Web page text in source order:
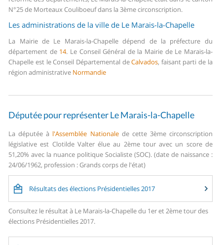
N°25 de Morteaux Couliboeuf dans la 3ème circonscription.
Les administrations de la ville de Le Marais-la-Chapelle
La Mairie de Le Marais-la-Chapelle dépend de la préfecture du
département de 14. Le Conseil Général de la Mairie de Le Marais-la-
Chapelle est le Conseil Départemental deCalvados, faisant parti de la
région administrative Normandie
Députée pour représenter Le Marais-la-Chapelle
La députée à l'Assemblée Nationalede cette 3ème circonscription
législative est Clotilde Valter élue au 2ème tour avec un score de
51,20% avec la nuance politique Socialiste (SOC). (date de naissance :
24/06/1962, profession : Grands corps de l'état)
Résultats des élections Présidentielles 2017
Consultez le résultat à Le Marais-la-Chapelle du 1er et 2ème tour des
élections Présidentielles 2017.